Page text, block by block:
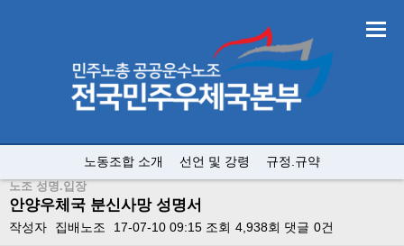
노동조합 소개 선언 및 강령 규정.규약
노조 성명.입장
안양우체국 분신사망 성명서
작성자 집배노조 17-07-10 09:15 조회 4,938회 댓글 0건